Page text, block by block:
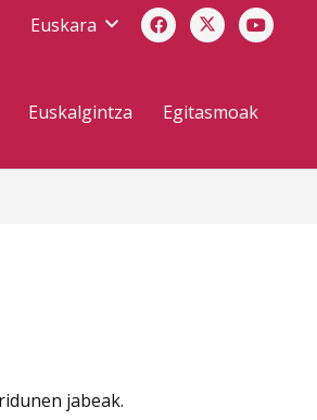
Euskara
Euskalgintza Egitasmoak
jabeak.